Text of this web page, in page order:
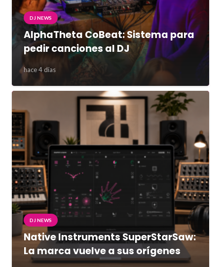
DJ NEWS
AlphaTheta CoBeat: Sistema para
pedir canciones al DJ
hace 4 días
DJ NEWS
Native Instruments SuperStarSaw:
La marca vuelve a sus orígenes